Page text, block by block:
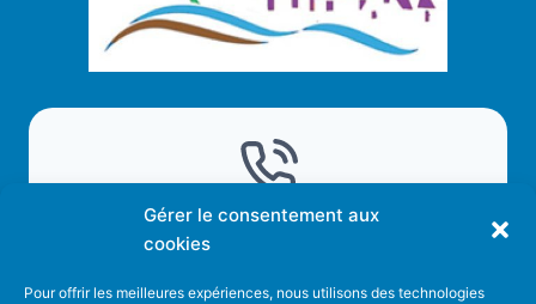
Gérer le consentement aux
cookies
Pour offrir les meilleures expériences, nous utilisons des technologies
Appeler la mairie